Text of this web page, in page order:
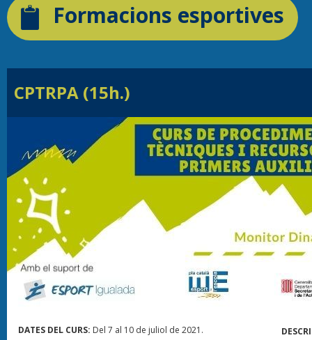
Formacions esportives
CPTRPA (15h.)
DATES DEL CURS: Del 7 al 10 de juliol de 2021.